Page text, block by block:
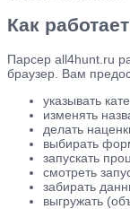
Как
Парсер all4hunt.ru
браузер. Вам
указывать
изменять
делать
выбирать
запускать
смотреть
забирать
выгружать